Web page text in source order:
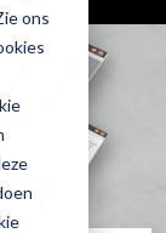
ons